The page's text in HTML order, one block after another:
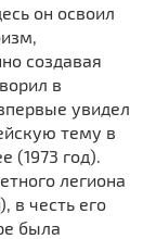
он освоил
создавая
в
увидел
тему в
(1973 год).
легиона
в честь его
была